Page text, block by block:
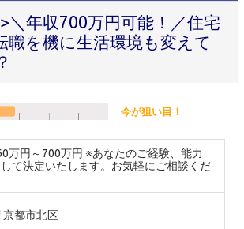
＼年収700万円可能！／住宅
を機に生活環境も変えて
今が狙い目！
万円～700万円 ※あなたのご経験、能力
て決定いたします。お気軽にご相談くだ
京都市北区